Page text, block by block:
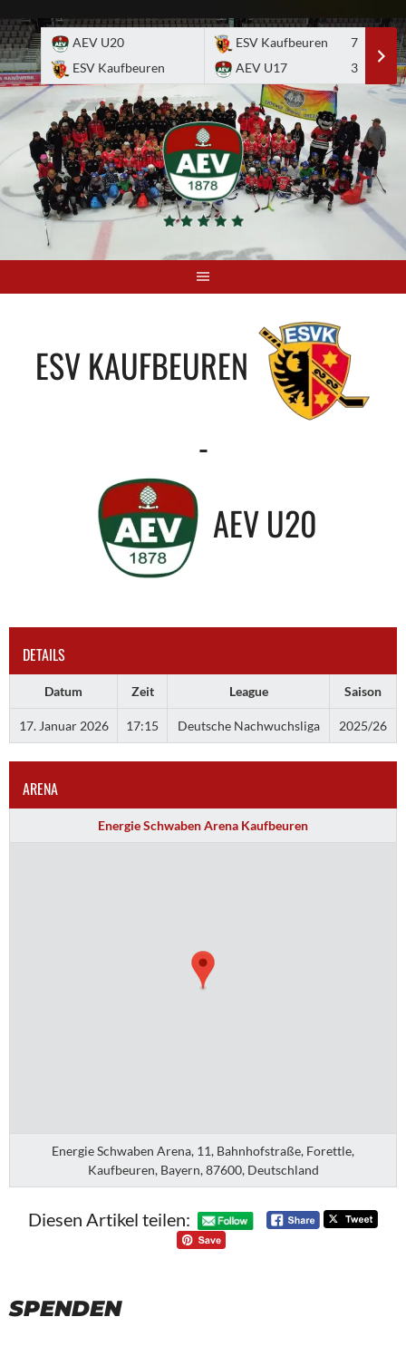
to
content
AEV U20
ESV Kaufbeuren
ESV Kaufbeuren
7
AEV U17
3
ESV KAUFBEUREN
-
AEV U20
DETAILS
Datum Zeit League Saison
17. Januar 2026 17:15 Deutsche Nachwuchsliga 2025/26
ARENA
Energie Schwaben Arena Kaufbeuren
Energie Schwaben Arena, 11, Bahnhofstraße, Forettle,
Kaufbeuren, Bayern, 87600, Deutschland
Diesen Artikel teilen:
SPENDEN